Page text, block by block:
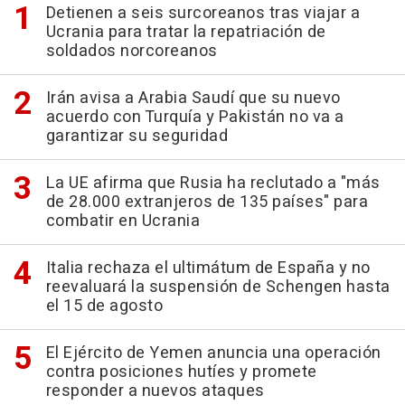
Detienen a seis surcoreanos tras viajar a
Ucrania para tratar la repatriación de
soldados norcoreanos
Irán avisa a Arabia Saudí que su nuevo
acuerdo con Turquía y Pakistán no va a
garantizar su seguridad
La UE afirma que Rusia ha reclutado a "más
de 28.000 extranjeros de 135 países" para
combatir en Ucrania
Italia rechaza el ultimátum de España y no
reevaluará la suspensión de Schengen hasta
el 15 de agosto
El Ejército de Yemen anuncia una operación
contra posiciones hutíes y promete
responder a nuevos ataques